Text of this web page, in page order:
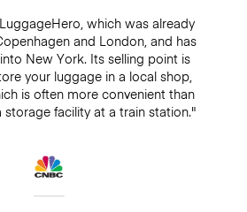
which was already
and London, and has
New York. Its selling point is
your luggage in a local shop,
is often more convenient than
facility at a train station."